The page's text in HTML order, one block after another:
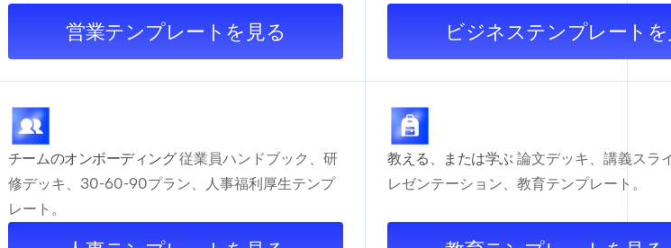
営業テンプレートを見る ビジネステンプレート
チームのオンボーディング 従業員ハンドブック、研
修デッキ、30-60-90プラン、人事福利厚生テンプ
レート。
教える、または学ぶ 論文デッキ、講義スラ
レゼンテーション、教育テンプレート。